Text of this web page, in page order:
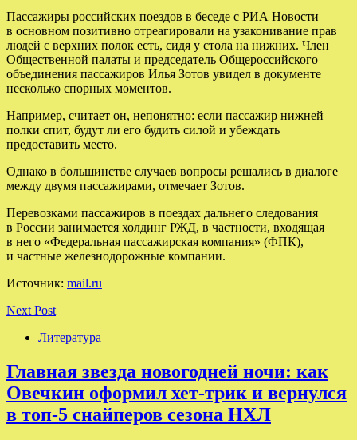
Пассажиры российских поездов в беседе с РИА Новости
в основном позитивно отреагировали на узаконивание прав
людей с верхних полок есть, сидя у стола на нижних. Член
Общественной палаты и председатель Общероссийского
объединения пассажиров Илья Зотов увидел в документе
несколько спорных моментов.
Например, считает он, непонятно: если пассажир нижней
полки спит, будут ли его будить силой и убеждать
предоставить место.
Однако в большинстве случаев вопросы решались в диалоге
между двумя пассажирами, отмечает Зотов.
Перевозками пассажиров в поездах дальнего следования
в России занимается холдинг РЖД, в частности, входящая
в него «Федеральная пассажирская компания» (ФПК),
и частные железнодорожные компании.
Источник: mail.ru
Next Post
Литература
Главная звезда новогодней ночи: как
Овечкин оформил хет-трик и вернулся
в топ-5 снайперов сезона НХЛ